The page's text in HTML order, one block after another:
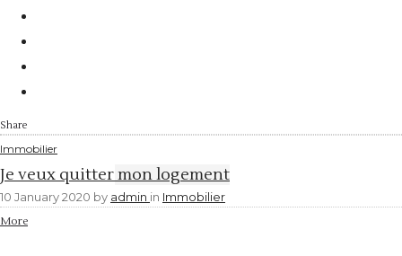
Share
Immobilier
Je veux quitter mon logement
10 January 2020 by admin in Immobilier
More